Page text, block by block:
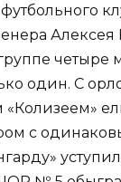
Алексея
четыре
один. С
с